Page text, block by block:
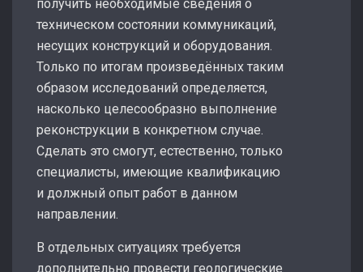
получить необходимые сведения о
техническом состоянии коммуникаций,
несущих конструкций и оборудования.
Только по итогам произведённых таким
образом исследований определяется,
насколько целесообразно выполнение
реконструкции в конкретном случае.
Сделать это смогут, естественно, только
специалисты, имеющие квалификацию
и должный опыт работ в данном
направлении.
В отдельных ситуациях требуется
дополнительно провести геологические